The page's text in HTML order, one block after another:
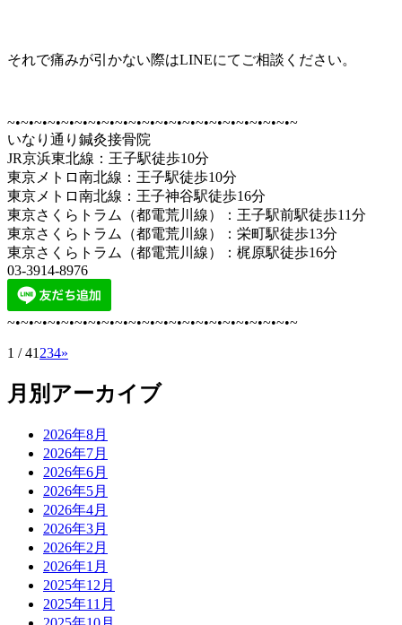
それで痛みが引かない際はLINEにてご相談ください。
~•~•~•~•~•~•~•~•~•~•~•~•~•~•~•~•~•~•~•~•~•~
いなり通り鍼灸接骨院
JR京浜東北線：王子駅徒歩10分
東京メトロ南北線：王子駅徒歩10分
東京メトロ南北線：王子神谷駅徒歩16分
東京さくらトラム（都電荒川線）：王子駅前駅徒歩11分
東京さくらトラム（都電荒川線）：栄町駅徒歩13分
東京さくらトラム（都電荒川線）：梶原駅徒歩16分
03-3914-8976
~•~•~•~•~•~•~•~•~•~•~•~•~•~•~•~•~•~•~•~•~•~
1 / 41 234»
月別アーカイブ
2026年8月
2026年7月
2026年6月
2026年5月
2026年4月
2026年3月
2026年2月
2026年1月
2025年12月
2025年11月